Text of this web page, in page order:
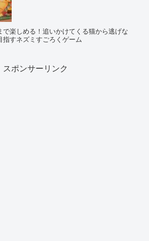
楽しめる！追いかけてくる猫から逃げな
すネズミすごろくゲーム
スポンサーリンク